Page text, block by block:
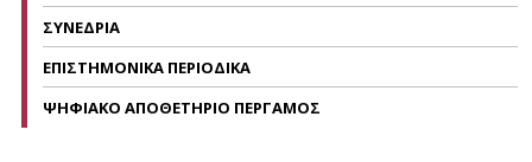
ΣΥΝΕΔΡΙΑ
ΕΠΙΣΤΗΜΟΝΙΚΑ ΠΕΡΙΟΔΙΚΑ
ΨΗΦΙΑΚΟ ΑΠΟΘΕΤΗΡΙΟ ΠΕΡΓΑΜΟΣ